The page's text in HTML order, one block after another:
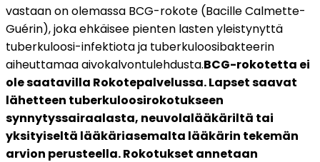
vastaan on olemassa BCG-rokote (Bacille Calmette-
Guérin), joka ehkäisee pienten lasten yleistynyttä
tuberkuloosi-infektiota ja tuberkuloosibakteerin
aiheuttamaa aivokalvontulehdusta.BCG-rokotetta ei
ole saatavilla Rokotepalvelussa. Lapset saavat
lähetteen tuberkuloosirokotukseen
synnytyssairaalasta, neuvolalääkäriltä tai
yksityiseltä lääkäriasemalta lääkärin tekemän
arvion perusteella. Rokotukset annetaan